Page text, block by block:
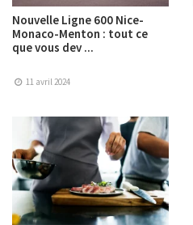
Nouvelle Ligne 600 Nice-
Monaco-Menton : tout ce
que vous dev ...
11 avril 2024